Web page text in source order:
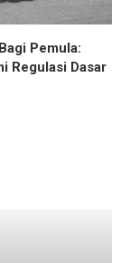
Pemula:
Regulasi Dasar